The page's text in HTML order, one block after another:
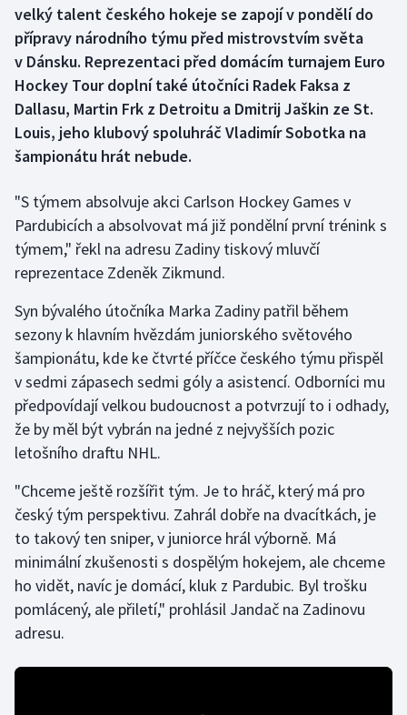
Curling
Dostihy
Florbal
Futsal
Gymnastika
Házená
Jezdectví
Judo
Krasobruslení
Lezení
Lyže a snowboard
Moderní pětiboj
Motorsport
Olympijské hry
velký talent českého hokeje se zapojí v pondělí do
přípravy národního týmu před mistrovstvím světa
v Dánsku. Reprezentaci před domácím turnajem Euro
Hockey Tour doplní také útočníci Radek Faksa z
Dallasu, Martin Frk z Detroitu a Dmitrij Jaškin ze St.
Louis, jeho klubový spoluhráč Vladimír Sobotka na
šampionátu hrát nebude.
"S týmem absolvuje akci Carlson Hockey Games v
Pardubicích a absolvovat má již pondělní první trénink s
týmem," řekl na adresu Zadiny tiskový mluvčí
reprezentace Zdeněk Zikmund.
Syn bývalého útočníka Marka Zadiny patřil během
sezony k hlavním hvězdám juniorského světového
šampionátu, kde ke čtvrté příčce českého týmu přispěl
v sedmi zápasech sedmi góly a asistencí. Odborníci mu
předpovídají velkou budoucnost a potvrzují to i odhady,
že by měl být vybrán na jedné z nejvyšších pozic
letošního draftu NHL.
"Chceme ještě rozšířit tým. Je to hráč, který má pro
český tým perspektivu. Zahrál dobře na dvacítkách, je
to takový ten sniper, v juniorce hrál výborně. Má
minimální zkušenosti s dospělým hokejem, ale chceme
ho vidět, navíc je domácí, kluk z Pardubic. Byl trošku
pomlácený, ale přiletí," prohlásil Jandač na Zadinovu
adresu.